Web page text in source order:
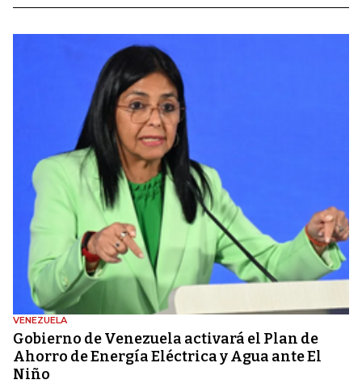
VENEZUELA
Gobierno de Venezuela activará el Plan de
Ahorro de Energía Eléctrica y Agua ante El
Niño